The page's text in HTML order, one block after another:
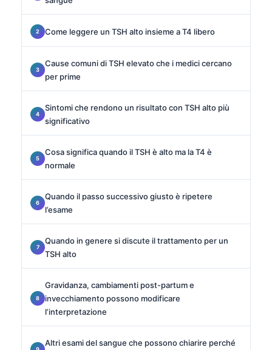
Come leggere un TSH alto insieme a T4 libero
Cause comuni di TSH elevato che i medici cercano
per prime
Sintomi che rendono un risultato con TSH alto più
significativo
Cosa significa quando il TSH è alto ma la T4 è
normale
Quando il passo successivo giusto è ripetere
l’esame
Quando in genere si discute il trattamento per un
TSH alto
Gravidanza, cambiamenti post-partum e
invecchiamento possono modificare
l’interpretazione
Altri esami del sangue che possono chiarire perché